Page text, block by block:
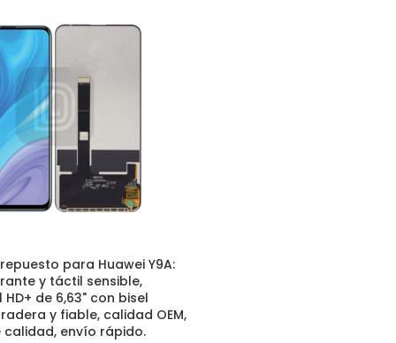
para Huawei Y9A:
y táctil sensible,
de 6,63" con bisel
y fiable, calidad OEM,
envío rápido.